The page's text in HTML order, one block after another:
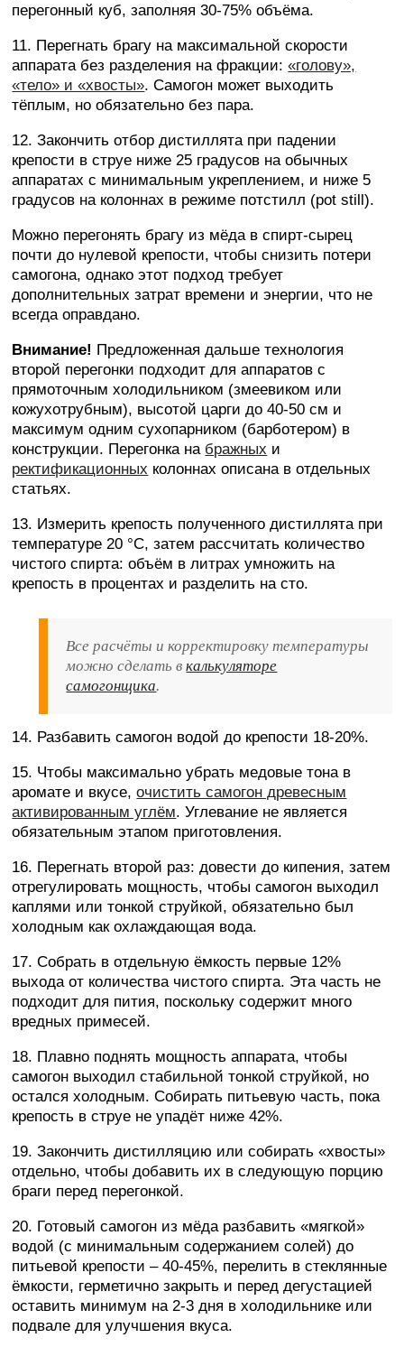
перегонный куб, заполняя 30-75% объёма.
11. Перегнать брагу на максимальной скорости
аппарата без разделения на фракции:«голову»,
«тело» и «хвосты». Самогон может выходить
тёплым, но обязательно без пара.
12. Закончить отбор дистиллята при падении
крепости в струе ниже 25 градусов на обычных
аппаратах с минимальным укреплением, и ниже 5
градусов на колоннах в режиме потстилл (pot still).
Можно перегонять брагу из мёда в спирт-сырец
почти до нулевой крепости, чтобы снизить потери
самогона, однако этот подход требует
дополнительных затрат времени и энергии, что не
всегда оправдано.
Внимание! Предложенная дальше технология
второй перегонки подходит для аппаратов с
прямоточным холодильником (змеевиком или
кожухотрубным), высотой царги до 40-50 см и
максимум одним сухопарником (барботером) в
конструкции. Перегонка на бражных и
ректификационных колоннах описана в отдельных
статьях.
13. Измерить крепость полученного дистиллята при
температуре 20 °C, затем рассчитать количество
чистого спирта: объём в литрах умножить на
крепость в процентах и разделить на сто.
Все расчёты и корректировку температуры
можно сделать вкалькуляторе
самогонщика.
14. Разбавить самогон водой до крепости 18-20%.
15. Чтобы максимально убрать медовые тона в
аромате и вкусе,очистить самогон древесным
активированным углём. Углевание не является
обязательным этапом приготовления.
16. Перегнать второй раз: довести до кипения, затем
отрегулировать мощность, чтобы самогон выходил
каплями или тонкой струйкой, обязательно был
холодным как охлаждающая вода.
17. Собрать в отдельную ёмкость первые 12%
выхода от количества чистого спирта. Эта часть не
подходит для пития, поскольку содержит много
вредных примесей.
18. Плавно поднять мощность аппарата, чтобы
самогон выходил стабильной тонкой струйкой, но
остался холодным. Собирать питьевую часть, пока
крепость в струе не упадёт ниже 42%.
19. Закончить дистилляцию или собирать «хвосты»
отдельно, чтобы добавить их в следующую порцию
браги перед перегонкой.
20. Готовый самогон из мёда разбавить «мягкой»
водой (с минимальным содержанием солей) до
питьевой крепости – 40-45%, перелить в стеклянные
ёмкости, герметично закрыть и перед дегустацией
оставить минимум на 2-3 дня в холодильнике или
подвале для улучшения вкуса.